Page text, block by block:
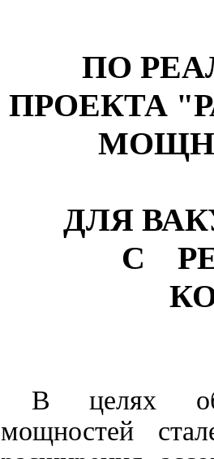
ПО
ПРОЕКТА
ДЛЯ
С
В целях
мощностей